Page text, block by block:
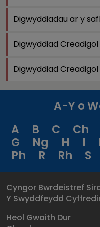
Digwyddiadau ar y
Digwyddiad
Digwyddiad
A-Y o
A
B C Ch
G
Ng H I
Ph
R Rh S
Cyngor Bwrdeistref
Y Swyddfeydd
Heol Gwaith Dur